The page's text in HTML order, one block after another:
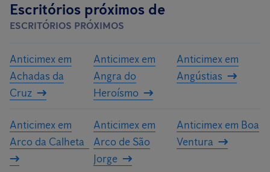
Escritórios próximos de
ESCRITÓRIOS PRÓXIMOS
Anticimex em
Achadas da
Cruz
Anticimex em
Angra do
Heroísmo
Anticimex em
Angústias
Anticimex em
Arco da Calheta
Anticimex em
Arco de São
Jorge
Anticimex em Boa
Ventura